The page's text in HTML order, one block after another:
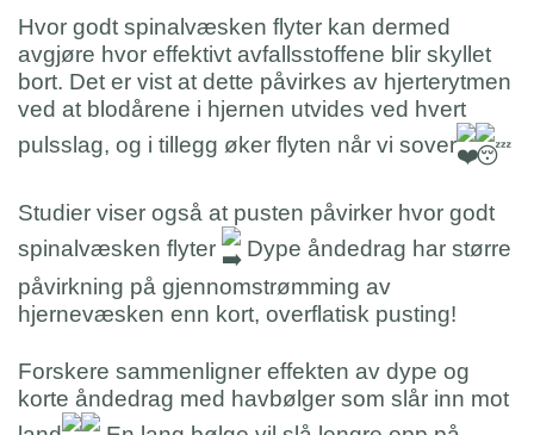
Hvor godt spinalvæsken flyter kan dermed
avgjøre hvor effektivt avfallsstoffene blir skyllet
bort. Det er vist at dette påvirkes av hjerterytmen
ved at blodårene i hjernen utvides ved hvert
pulsslag, og i tillegg øker flyten når vi sover
Studier viser også at pusten påvirker hvor godt
spinalvæsken flyter
Dype åndedrag har større
påvirkning på gjennomstrømming av
hjernevæsken enn kort, overflatisk pusting!
Forskere sammenligner effekten av dype og
korte åndedrag med havbølger som slår inn mot